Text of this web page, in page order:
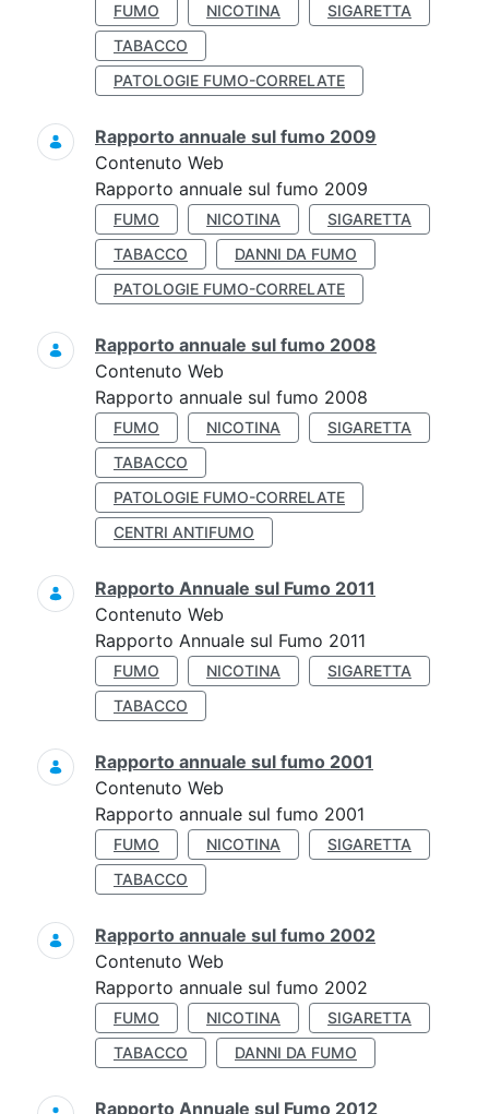
FUMO NICOTINA
SIGARETTA
TABACCO
PATOLOGIE FUMO-CORRELATE
Rapporto annuale sul fumo 2009
Contenuto Web
Rapporto annuale sul fumo 2009
FUMO NICOTINA
SIGARETTA
TABACCO
DANNI DA FUMO
PATOLOGIE FUMO-CORRELATE
Rapporto annuale sul fumo 2008
Contenuto Web
Rapporto annuale sul fumo 2008
FUMO NICOTINA
SIGARETTA
TABACCO
PATOLOGIE FUMO-CORRELATE
CENTRI ANTIFUMO
Rapporto Annuale sul Fumo 2011
Contenuto Web
Rapporto Annuale sul Fumo 2011
FUMO NICOTINA
SIGARETTA
TABACCO
Rapporto annuale sul fumo 2001
Contenuto Web
Rapporto annuale sul fumo 2001
FUMO NICOTINA
SIGARETTA
TABACCO
Rapporto annuale sul fumo 2002
Contenuto Web
Rapporto annuale sul fumo 2002
FUMO NICOTINA
SIGARETTA
TABACCO
DANNI DA FUMO
Rapporto Annuale sul Fumo 2012